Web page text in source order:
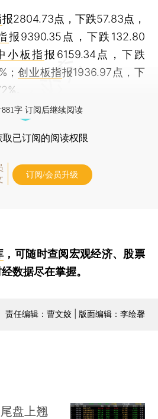
报2804.73点，下跌57.83点，
报9390.35点，下跌132.80
小板指报6159.34点，下跌
； 创业板指报1936.97点，下
。
字 订阅后继续阅读
取已订阅的阅读权限
订阅/会员升级
，可随时查阅宏观经济、股票
数据尽在掌握。
责任编辑：曹文姣 | 版面编辑：李绘馨
盘上翘